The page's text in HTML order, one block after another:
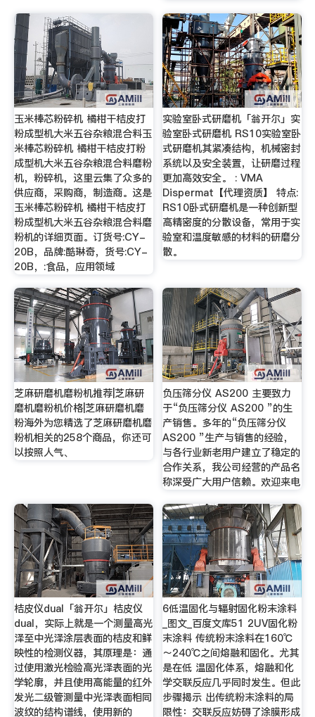
玉米棒芯粉碎机 橘柑干桔皮打
粉成型机大米五谷杂粮混合料玉
米棒芯粉碎机 橘柑干桔皮打粉
成型机大米五谷杂粮混合料磨粉
机，粉碎机，这里云集了众多的
供应商，采购商，制造商。这是
玉米棒芯粉碎机 橘柑干桔皮打
粉成型机大米五谷杂粮混合料磨
粉机的详细页面。订货号:CY-
20B，品牌:酷琳奇，货号:CY-
20B，:食品，应用领域
实验室卧式研磨机「翁开尔」实
验室卧式研磨机 RS10实验室卧
式研磨机其紧凑结构，机械密封
系统以及安全装置，让研磨过程
更加高效安全。 : VMA
Dispermat【代理资质】 特点:
RS10卧式研磨机是一种创新型
高精密度的分散设备，常用于实
验室和温度敏感的材料的研磨分
散。
芝麻研磨机磨粉机推荐|芝麻研
磨机磨粉机价格|芝麻研磨机磨
粉海外为您精选了芝麻研磨机磨
粉机相关的258个商品，你还可
以按照人气、
负压筛分仪 AS200 主要致力
于“负压筛分仪 AS200 ”的生
产销售。多年的“负压筛分仪
AS200 ”生产与销售的经验，
与各行业新老用户建立了稳定的
合作关系，我公司经营的产品名
称深受广大用户信赖。欢迎来电
桔皮仪dual「翁开尔」桔皮仪
dual，实际上就是一个测量高光
泽至中光泽涂层表面的桔皮和鲜
映性的检测仪器，其原理是：通
过使用激光检验高光泽表面的光
学轮廓，并且使用高能量的红外
发光二级管测量中光泽表面相同
波纹的结构谱线，使用新的
6低温固化与辐射固化粉末涂料
_图文_百度文库51 2UV固化粉
末涂料 传统粉末涂料在160℃
～240℃之间熔融和固化。尤其
是在低 温固化体系，熔融和化
学交联反应几乎同时发生。但此
步骤揭示 出传统粉末涂料的局
限性：交联反应妨碍了涂膜形成